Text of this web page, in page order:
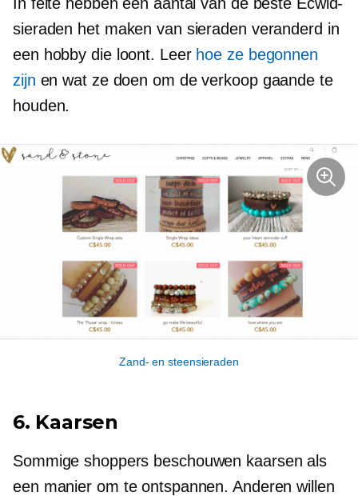
sieraden het maken van sieraden veranderd in
een hobby die loont. Leer hoe ze begonnen
zijn en wat ze doen om de verkoop gaande te
houden.
Zand- en steensieraden
6. Kaarsen
Sommige shoppers beschouwen kaarsen als
een manier om te ontspannen. Anderen willen